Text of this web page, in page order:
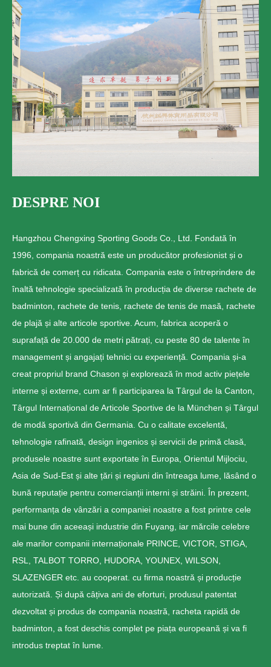
DESPRE NOI
Hangzhou Chengxing Sporting Goods Co., Ltd. Fondată în
1996, compania noastră este un producător profesionist și o
fabrică de comerț cu ridicata. Compania este o întreprindere de
înaltă tehnologie specializată în producția de diverse rachete de
badminton, rachete de tenis, rachete de tenis de masă, rachete
de plajă și alte articole sportive. Acum, fabrica acoperă o
suprafață de 20.000 de metri pătrați, cu peste 80 de talente în
management și angajați tehnici cu experiență. Compania și-a
creat propriul brand Chason și explorează în mod activ piețele
interne și externe, cum ar fi participarea la Târgul de la Canton,
Târgul Internațional de Articole Sportive de la München și Târgul
de modă sportivă din Germania. Cu o calitate excelentă,
tehnologie rafinată, design ingenios și servicii de primă clasă,
produsele noastre sunt exportate în Europa, Orientul Mijlociu,
Asia de Sud-Est și alte țări și regiuni din întreaga lume, lăsând o
bună reputație pentru comercianții interni și străini. În prezent,
performanța de vânzări a companiei noastre a fost printre cele
mai bune din aceeași industrie din Fuyang, iar mărcile celebre
ale marilor companii internaționale PRINCE, VICTOR, STIGA,
RSL, TALBOT TORRO, HUDORA, YOUNEX, WILSON,
SLAZENGER etc. au cooperat. cu firma noastră și producție
autorizată. Și după câțiva ani de eforturi, produsul patentat
dezvoltat și produs de compania noastră, racheta rapidă de
badminton, a fost deschis complet pe piața europeană și va fi
introdus treptat în lume.